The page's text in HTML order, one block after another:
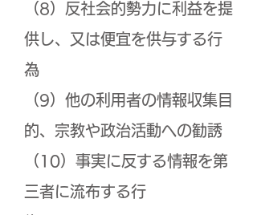
（8）反社会的勢力に利益を提
供し、又は便宜を供与する行
為
（9）他の利用者の情報収集目
的、宗教や政治活動への勧誘
（10）事実に反する情報を第
三者に流布する行